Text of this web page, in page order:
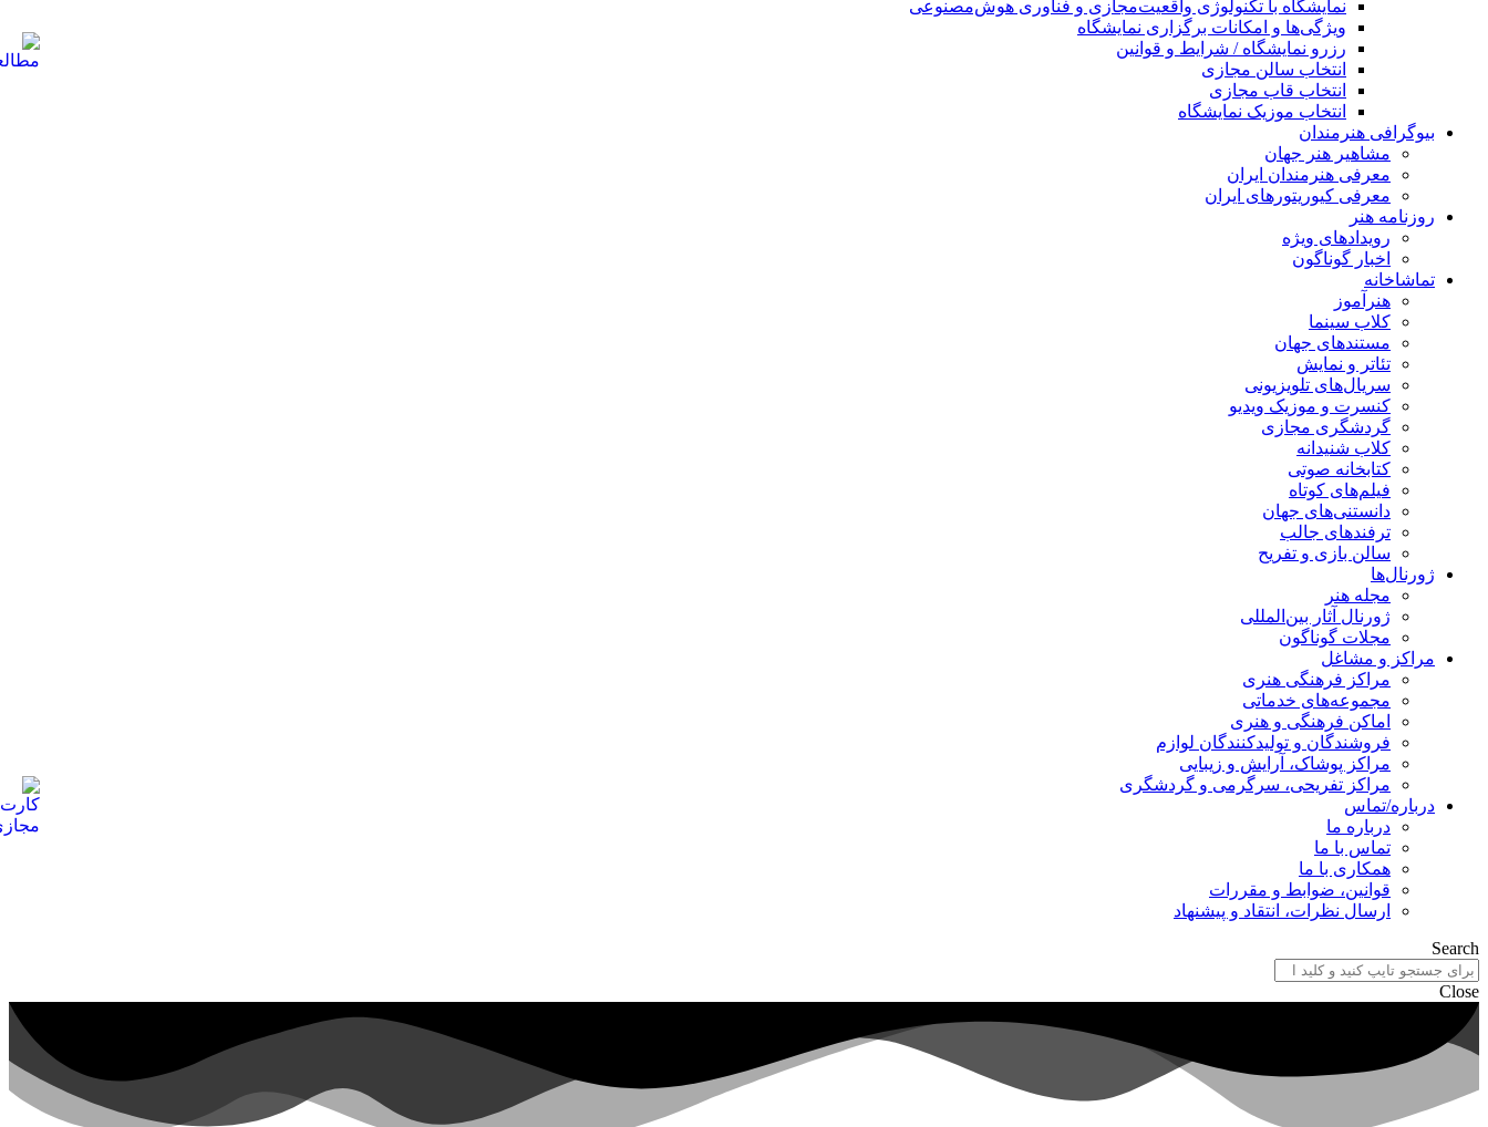
نمایشگاه با تکنولوژی واقعیت‌مجازی و فناوری هوش‌مصنوعی
ویژگی‌ها و امکانات برگزاری نمایشگاه
رزرو نمایشگاه / شرایط و قوانین
انتخاب سالن مجازی
انتخاب قاب مجازی
انتخاب موزیک نمایشگاه
بیوگرافی هنرمندان
مشاهیر هنر جهان
معرفی هنرمندان ایران
معرفی کیوریتورهای ایران
روزنامه هنر
رویدادهای ویژه
اخبار گوناگون
تماشاخانه
هنرآموز
کلاب سینما
مستندهای جهان
تئاتر و نمایش
سریال‌های تلویزیونی
کنسرت و موزیک ویدیو
گردشگری مجازی
کلاب شنیدانه
کتابخانه صوتی
فیلم‌های کوتاه
دانستنی‌های جهان
ترفندهای جالب
سالن بازی و تفریح
ژورنال‌ها
مجله هنر
ژورنال آثار بین‌المللی
مجلات گوناگون
مراکز و مشاغل
مراکز فرهنگی هنری
مجموعه‌های خدماتی
اماکن فرهنگی و هنری
فروشندگان و تولیدکنندگان لوازم
مراکز پوشاک، آرایش و زیبایی
مراکز تفریحی، سرگرمی و گردشگری
درباره/تماس
درباره ما
تماس با ما
همکاری با ما
قوانین، ضوابط و مقررات
ارسال نظرات، انتقاد و پیشنهاد
Search
Close